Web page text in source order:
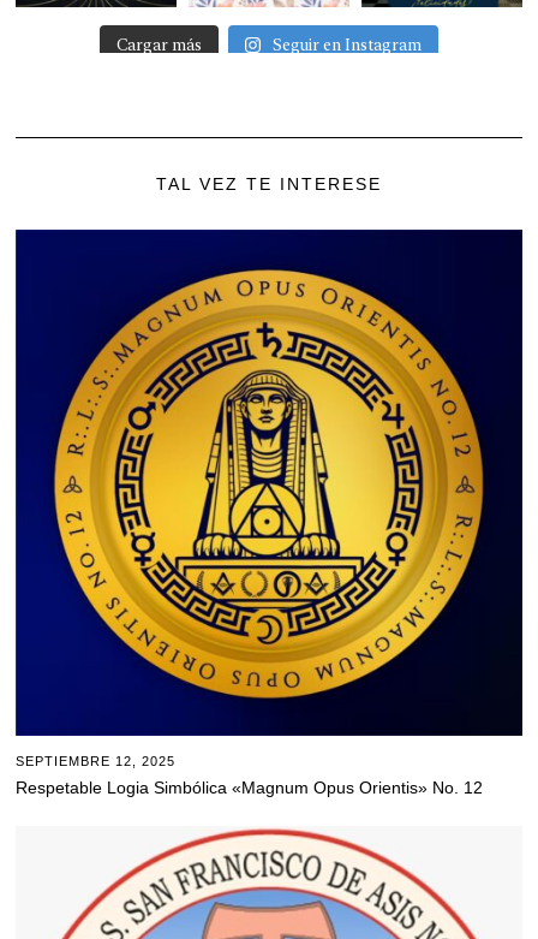
Cargar más Seguir en Instagram
TAL VEZ TE INTERESE
SEPTIEMBRE 12, 2025
Respetable Logia Simbólica «Magnum Opus Orientis» No. 12